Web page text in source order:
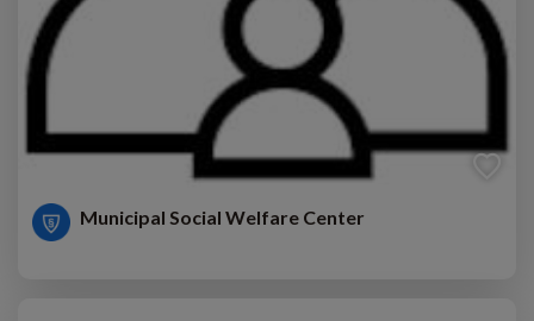
Municipal Social Welfare Center